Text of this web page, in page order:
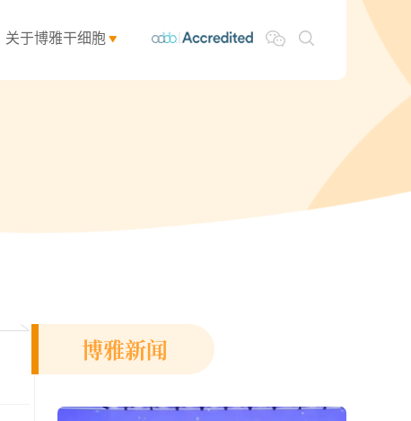
关于博雅干细胞
博雅新闻